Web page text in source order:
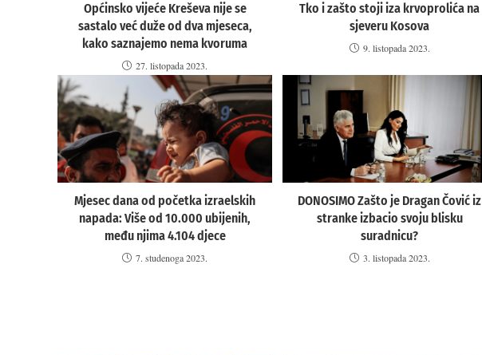
Općinsko vijeće Kreševa nije se
sastalo već duže od dva mjeseca,
kako saznajemo nema kvoruma
27. listopada 2023.
Tko i zašto stoji iza krvoprolića na
sjeveru Kosova
9. listopada 2023.
Mjesec dana od početka izraelskih
napada: Više od 10.000 ubijenih,
među njima 4.104 djece
7. studenoga 2023.
DONOSIMO Zašto je Dragan Čović iz
stranke izbacio svoju blisku
suradnicu?
3. listopada 2023.